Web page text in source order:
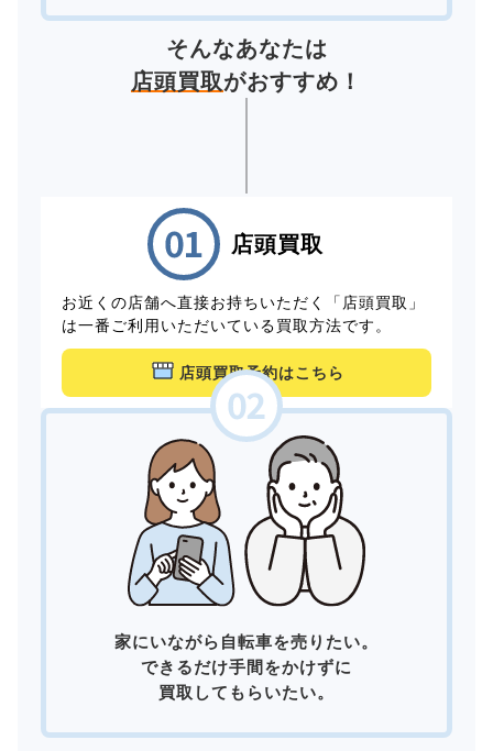
そんなあなたは
店頭買取がおすすめ！
店頭買取
お近くの店舗へ直接お持ちいただく「店頭買取」
は一番ご利用いただいている買取方法です。
店頭買取予約はこちら
家にいながら自転車を売りたい。
できるだけ手間をかけずに
買取してもらいたい。